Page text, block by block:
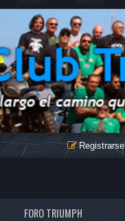
Registrarse
FORO TRIUMPH